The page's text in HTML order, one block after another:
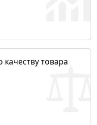
товара